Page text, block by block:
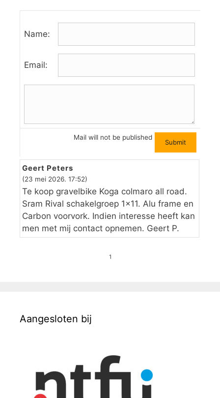
Name:
Email:
Mail will not be published
Geert Peters
(23 mei 2026. 17:52)
Te koop gravelbike Koga colmaro all road.
Sram Rival schakelgroep 1×11. Alu frame en
Carbon voorvork. Indien interesse heeft kan
men met mij contact opnemen. Geert P.
1
Aangesloten bij